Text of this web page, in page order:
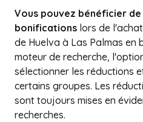
Vous pouvez bénéficier
bonifications lors de
de Huelva à Las Palmas en
moteur de recherche,
sélectionner les réductions
certains groupes. Les
sont toujours mises en
recherches.